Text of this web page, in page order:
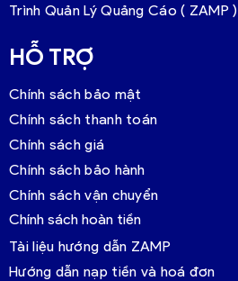
Trình Quản Lý Quảng Cáo ( ZAMP )
HỖ TRỢ
Chính sách bảo mật
Chính sách thanh toán
Chính sách giá
Chính sách bảo hành
Chính sách vận chuyển
Chính sách hoàn tiền
Tài liệu hướng dẫn ZAMP
Hướng dẫn nạp tiền và hoá đơn